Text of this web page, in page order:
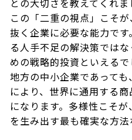
との大切さを教えてくれま
この「二重の視点」こそ
抜く企業に必要な能力で
る人手不足の解決策では
めの戦略的投資といえるで
地方の中小企業であって
により、世界に通用する
になります。多様性こそ
を生み出す最も確実な方法